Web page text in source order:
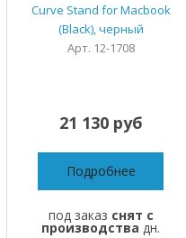
Curve Stand for Macbook
(Black), черный
Арт. 12-1708
21 130 руб
Подробнее
под заказ снят с
производства дн.